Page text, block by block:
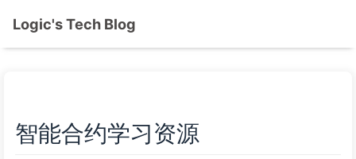
Logic's Tech Blog
智能合约学习资源